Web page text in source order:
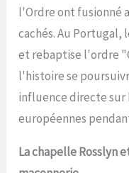
l'Ordre ont fusionné
cachés. Au Portugal,
et rebaptise l'ordre
l'histoire se
influence directe
européennes
La chapelle Rosslyn